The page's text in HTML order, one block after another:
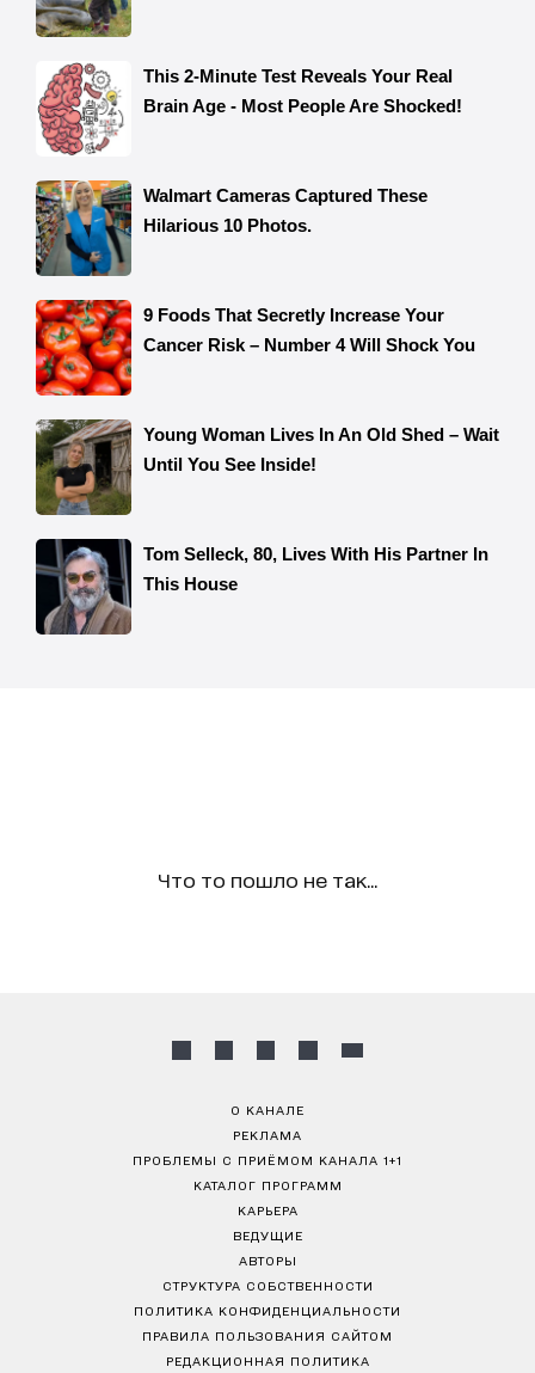
Что то пошло не так...
О КАНАЛЕ
РЕКЛАМА
ПРОБЛЕМЫ С ПРИЁМОМ КАНАЛА 1+1
КАТАЛОГ ПРОГРАММ
КАРЬЕРА
ВЕДУЩИЕ
АВТОРЫ
СТРУКТУРА СОБСТВЕННОСТИ
ПОЛИТИКА КОНФИДЕНЦИАЛЬНОСТИ
ПРАВИЛА ПОЛЬЗОВАНИЯ САЙТОМ
РЕДАКЦИОННАЯ ПОЛИТИКА